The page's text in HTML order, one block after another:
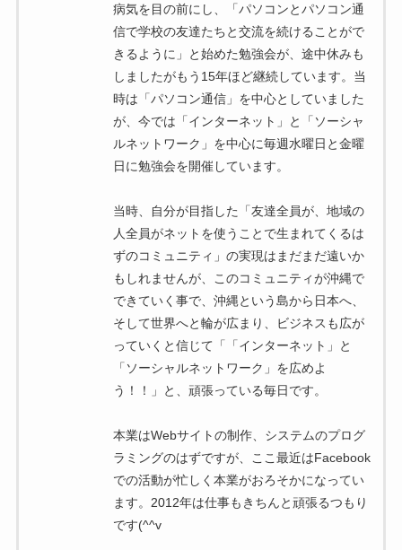
病気を目の前にし、「パソコンとパソコン通
信で学校の友達たちと交流を続けることがで
きるように」と始めた勉強会が、途中休みも
しましたがもう15年ほど継続しています。当
時は「パソコン通信」を中心としていました
が、今では「インターネット」と「ソーシャ
ルネットワーク」を中心に毎週水曜日と金曜
日に勉強会を開催しています。
当時、自分が目指した「友達全員が、地域の
人全員がネットを使うことで生まれてくるは
ずのコミュニティ」の実現はまだまだ遠いか
もしれませんが、このコミュニティが沖縄で
できていく事で、沖縄という島から日本へ、
そして世界へと輪が広まり、ビジネスも広が
っていくと信じて「「インターネット」と
「ソーシャルネットワーク」を広めよ
う！！」と、頑張っている毎日です。
本業はWebサイトの制作、システムのプログ
ラミングのはずですが、ここ最近はFacebook
での活動が忙しく本業がおろそかになってい
ます。2012年は仕事もきちんと頑張るつもり
です(^^v